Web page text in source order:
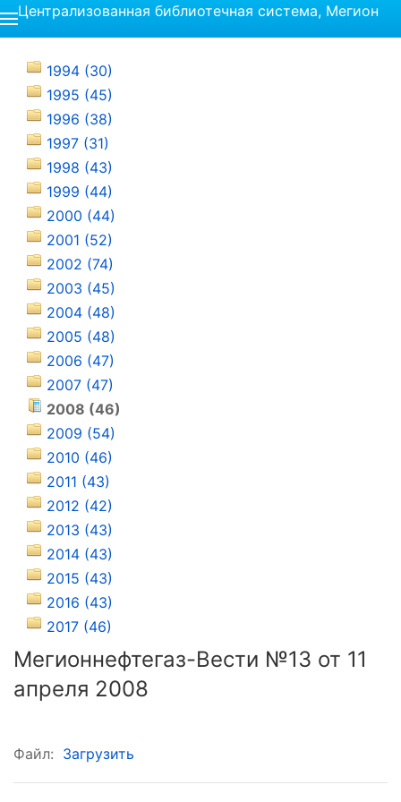
Централизованная библиотечная система, Мегион
1994 (30)
1995 (45)
1996 (38)
1997 (31)
1998 (43)
1999 (44)
2000 (44)
2001 (52)
2002 (74)
2003 (45)
2004 (48)
2005 (48)
2006 (47)
2007 (47)
2008 (46)
2009 (54)
2010 (46)
2011 (43)
2012 (42)
2013 (43)
2014 (43)
2015 (43)
2016 (43)
2017 (46)
Мегионнефтегаз-Вести №13 от 11
апреля 2008
Файл: Загрузить